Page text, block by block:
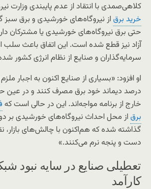
کلاهی‌صمدی با انتقاد از عدم پایبندی وزارت
خرید برق از نیروگاه‌های خورشیدی و برق
حتی برق نیروگاه‌های خورشیدی یا مشترکان
آزاد نیز قطع شده است. این اتفاق باعث سلب
سرمایه‌گذاران و صنایع از نظام انرژی کشور
درصد دیماند خود برق مصرف کنند و در عین
خارج از برنامه مواجه‌اند. این در حالی است که
برق از محل احداث نیروگاه‌های خورشیدی بر
گذاشته شده که هم‌اکنون با چالش‌های بازار،
دست و پنجه نرم می‌کنند.»
تعطیلی صنایع در سایه نبود
کارآمد